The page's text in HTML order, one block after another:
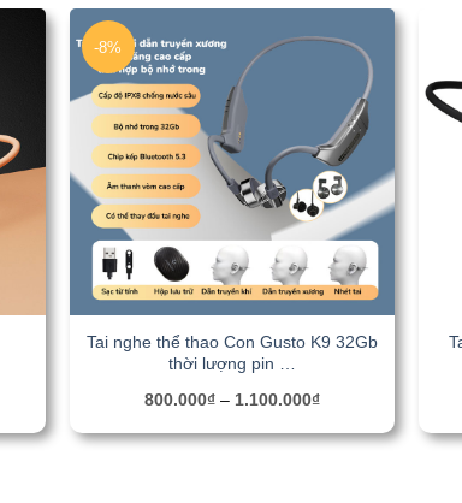
-8%
Tai nghe thể thao Con Gusto K9 32Gb
thời lượng pin …
800.000₫ – 1.100.000₫